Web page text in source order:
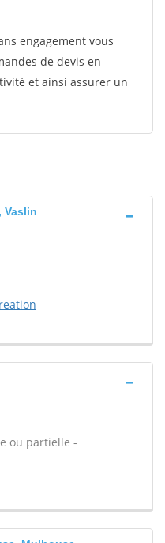
engagement vous
de devis en
et ainsi assurer un
Vaslin
ou partielle -